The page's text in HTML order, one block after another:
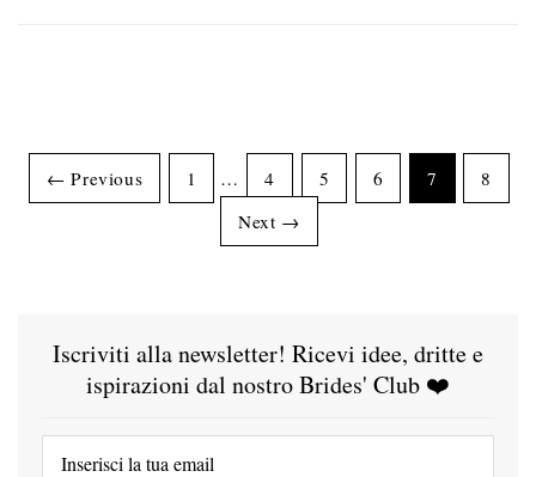
← Previous 1 … 4 5 6 7
8
Next →
Iscriviti alla newsletter! Ricevi idee, dritte e
ispirazioni dal nostro Brides' Club ❤️